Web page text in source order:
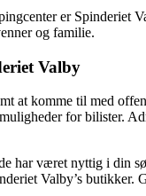
er Spinderiet
og familie.
Valby
at komme til med
for bilister.
har været nyttig i din
Valby’s butikker.